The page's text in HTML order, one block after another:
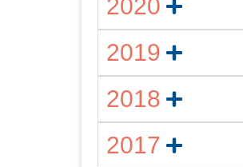
2020
2019
2018
2017